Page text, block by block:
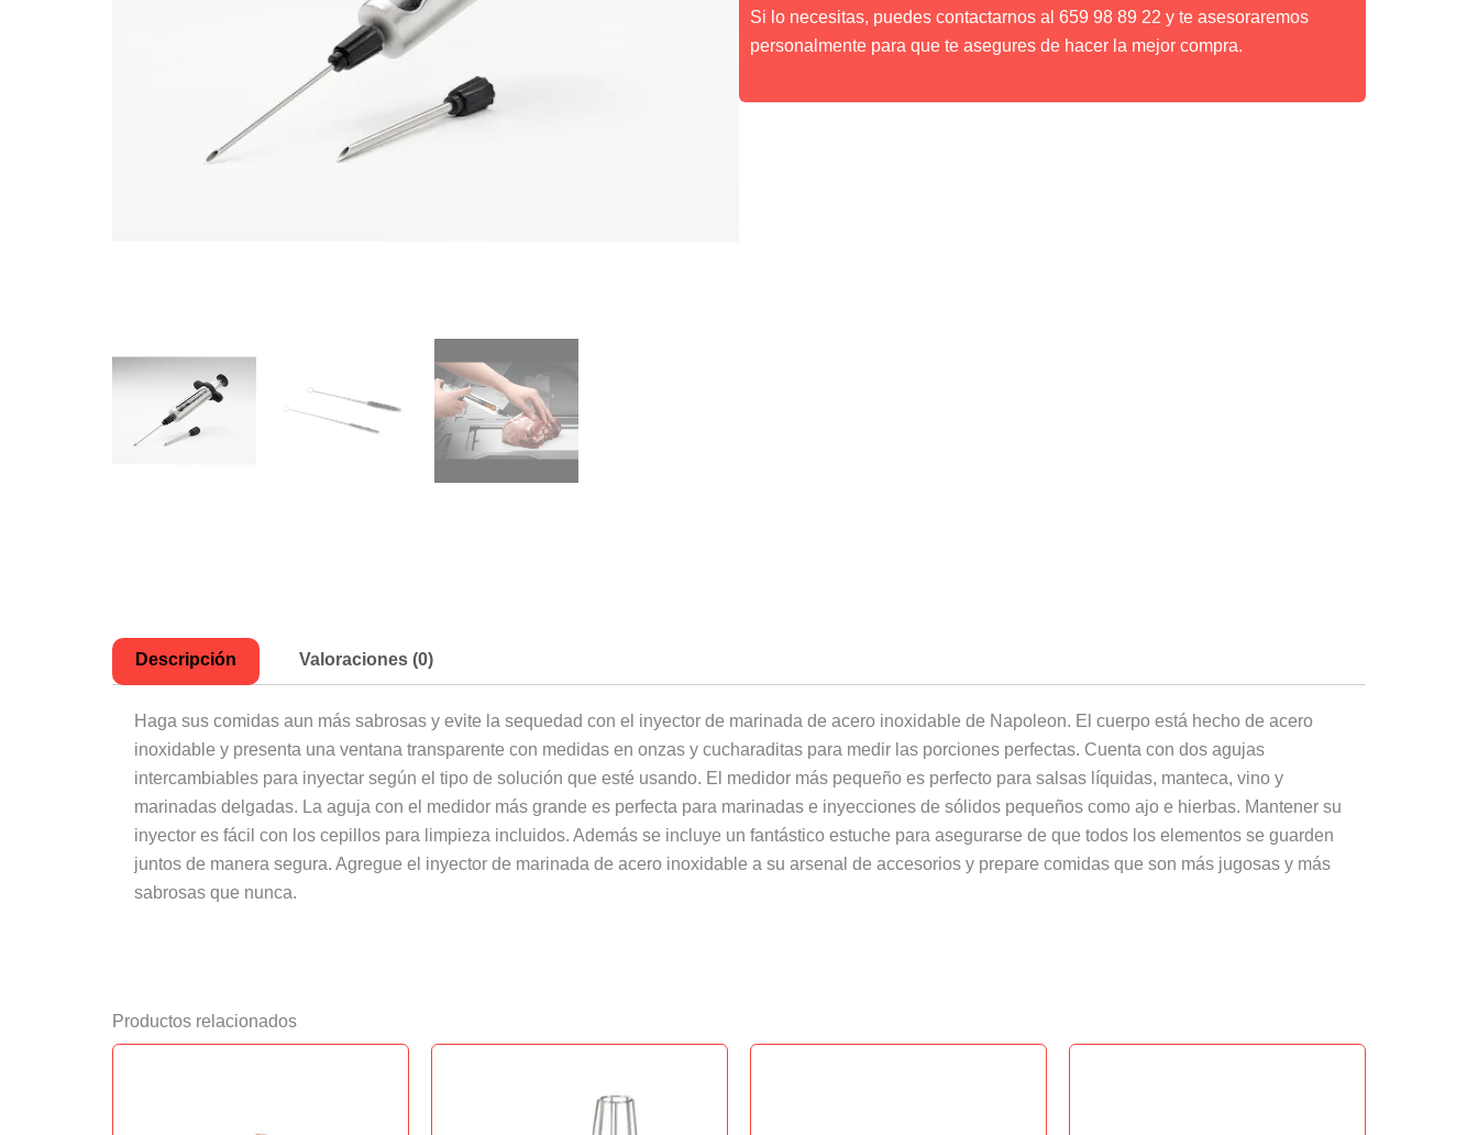
Si lo necesitas, puedes contactarnos al 659 98 89 22 y te asesoraremos
personalmente para que te asegures de hacer la mejor compra.
Descripción Valoraciones (0)
Haga sus comidas aun más sabrosas y evite la sequedad con el inyector de marinada de acero inoxidable de Napoleon. El cuerpo está hecho de acero
inoxidable y presenta una ventana transparente con medidas en onzas y cucharaditas para medir las porciones perfectas. Cuenta con dos agujas
intercambiables para inyectar según el tipo de solución que esté usando. El medidor más pequeño es perfecto para salsas líquidas, manteca, vino y
marinadas delgadas. La aguja con el medidor más grande es perfecta para marinadas e inyecciones de sólidos pequeños como ajo e hierbas. Mantener su
inyector es fácil con los cepillos para limpieza incluidos. Además se incluye un fantástico estuche para asegurarse de que todos los elementos se guarden
juntos de manera segura. Agregue el inyector de marinada de acero inoxidable a su arsenal de accesorios y prepare comidas que son más jugosas y más
sabrosas que nunca.
Productos relacionados